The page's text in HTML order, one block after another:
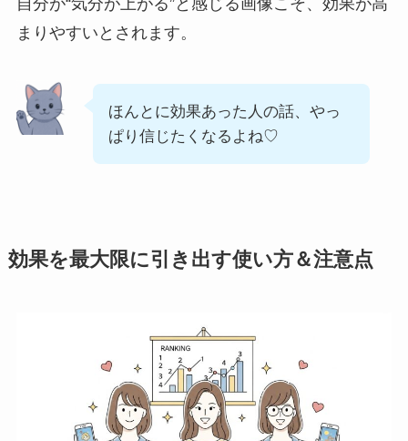
まりやすいとされます。
ほんとに効果あった人の話、やっ
ぱり信じたくなるよね♡
効果を最大限に引き出す使い方＆注意点